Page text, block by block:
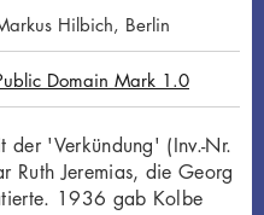
Hilbich, Berlin
Domain Mark 1.0
'Verkündung' (Inv.-Nr.
Ruth Jeremias, die Georg
1936 gab Kolbe